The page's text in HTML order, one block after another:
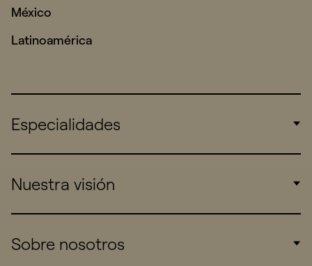
México
Latinoamérica
Especialidades
Consumers
Startups
Nuestra visión
Work
Sobre nosotros